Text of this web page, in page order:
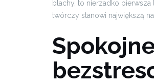
blachy, to nierzadko
twórczy stanowi największą